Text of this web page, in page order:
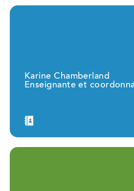
Karine Chamberland
Enseignante et